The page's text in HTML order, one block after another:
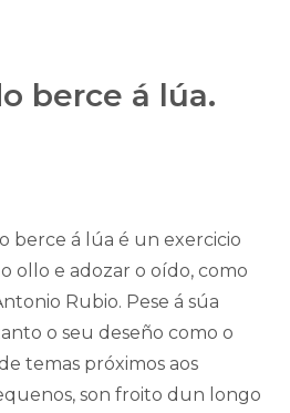
berce á lúa.
berce á lúa é un exercicio
ollo e adozar o oído, como
Rubio. Pese á súa
o seu deseño como o
temas próximos aos
son froito dun longo